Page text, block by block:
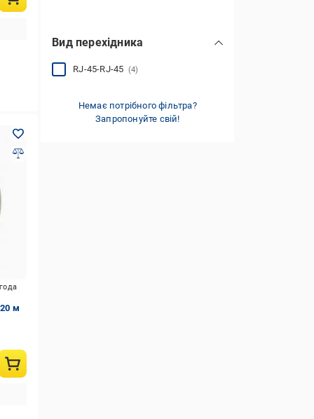
м
Вид перехідника
RJ-45-RJ-45 (4)
Немає потрібного фільтра?
Запропонуйте свій!